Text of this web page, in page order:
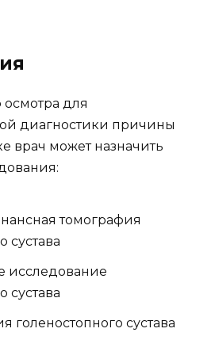
для
диагностики причины
врач может назначить
томография
сустава
исследование
сустава
голеностопного сустава